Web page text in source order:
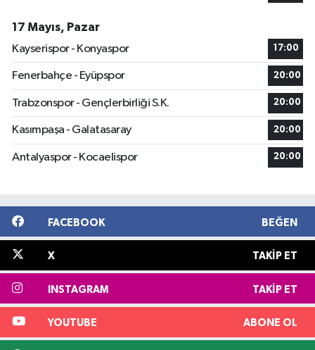
17 Mayıs, Pazar
Kayserispor - Konyaspor
17:00
Fenerbahçe - Eyüpspor 20:00
Trabzonspor - Gençlerbirliği S.K. 20:00
Kasımpaşa - Galatasaray 20:00
Antalyaspor - Kocaelispor 20:00
FACEBOOK BEĞEN
X TAKIP ET
INSTAGRAM TAKIP ET
YOUTUBE ABONE OL